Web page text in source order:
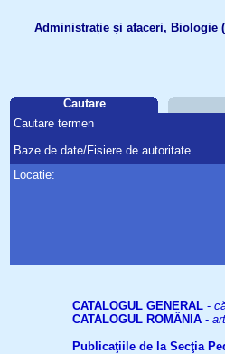
Administrație și afaceri, Biologie
Cautare
Cautare termen
Baze de date/Fisiere de autoritate
Locatie:
CATALOGUL GENERAL -
CATALOGUL ROMÂNIA -
Publicaţiile de la Secţia